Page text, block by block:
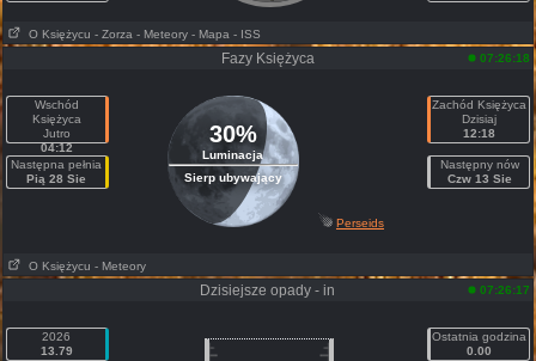
O Księżycu - Zorza - Meteory - Mapa - ISS
Fazy Księżyca 07:26:18
Wschód
Księżyca
Jutro
04:12
Następna pełnia
Pią 28 Sie
30%
Luminacja
Sierp ubywający
Zachód Księżyca
Dzisiaj
12:18
Następny nów
Czw 13 Sie
Perseids
O Księżycu - Meteory
Dzisiejsze opady - in 07:26:17
2026
13.79
Ostatnia godzina
0.00